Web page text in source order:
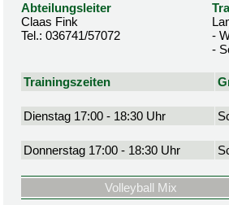
Abteilungsleiter
Claas Fink
Tel.: 036741/57072
-
-
Trainingszeiten
Dienstag 17:00 - 18:30 Uhr
Donnerstag 17:00 - 18:30 Uhr
Volleyball Mix